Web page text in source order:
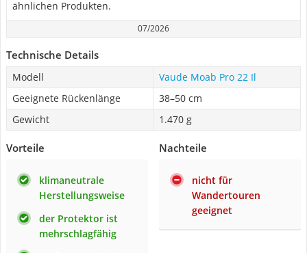
ähnlichen Produkten.
07/2026
Technische Details
Modell
Vaude Moab Pro 22 Il
Geeignete Rückenlänge
38–50 cm
Gewicht
1.470 g
Vorteile
klimaneutrale
Herstellungsweise
der Protektor ist
mehrschlagfähig
Nachteile
nicht für
Wandertouren
geeignet